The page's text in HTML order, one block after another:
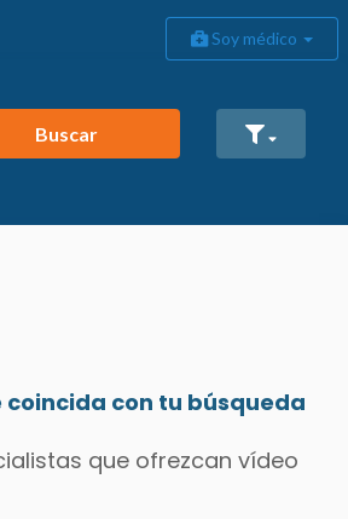
Soy médico
Buscar
con tu búsqueda
que ofrezcan vídeo